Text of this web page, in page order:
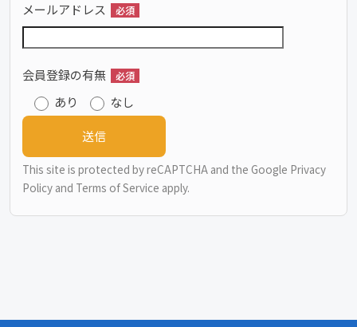
メールアドレス 必須
会員登録の有無 必須
あり なし
This site is protected by reCAPTCHA and the Google Privacy
Policy and Terms of Service apply.